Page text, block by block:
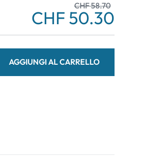
CHF 58.70
CHF 50.30
AGGIUNGI AL CARRELLO